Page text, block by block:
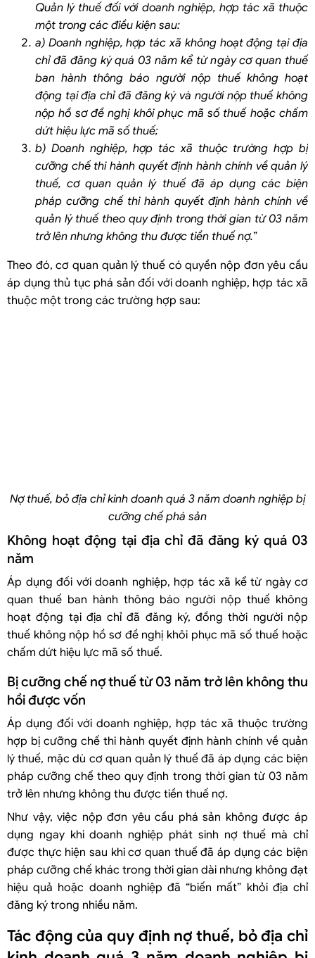
Quản lý thuế đối với doanh nghiệp, hợp tác xã thuộc
một trong các điều kiện sau:
a) Doanh nghiệp, hợp tác xã không hoạt động tại địa
chỉ đã đăng ký quá 03 năm kể từ ngày cơ quan thuế
ban hành thông báo người nộp thuế không hoạt
động tại địa chỉ đã đăng ký và người nộp thuế không
nộp hồ sơ đề nghị khôi phục mã số thuế hoặc chấm
dứt hiệu lực mã số thuế;
b) Doanh nghiệp, hợp tác xã thuộc trường hợp bị
cưỡng chế thi hành quyết định hành chính về quản lý
thuế, cơ quan quản lý thuế đã áp dụng các biện
pháp cưỡng chế thi hành quyết định hành chính về
quản lý thuế theo quy định trong thời gian từ 03 năm
trở lên nhưng không thu được tiền thuế nợ.”
Theo đó, cơ quan quản lý thuế có quyền nộp đơn yêu cầu
áp dụng thủ tục phá sản đối với doanh nghiệp, hợp tác xã
thuộc một trong các trường hợp sau:
Nợ thuế, bỏ địa chỉ kinh doanh quá 3 năm doanh nghiệp bị
cưỡng chế phá sản
Không hoạt động tại địa chỉ đã đăng ký quá 03
năm
Áp dụng đối với doanh nghiệp, hợp tác xã kể từ ngày cơ
quan thuế ban hành thông báo người nộp thuế không
hoạt động tại địa chỉ đã đăng ký, đồng thời người nộp
thuế không nộp hồ sơ đề nghị khôi phục mã số thuế hoặc
chấm dứt hiệu lực mã số thuế.
Bị cưỡng chế nợ thuế từ 03 năm trở lên không thu
hồi được vốn
Áp dụng đối với doanh nghiệp, hợp tác xã thuộc trường
hợp bị cưỡng chế thi hành quyết định hành chính về quản
lý thuế, mặc dù cơ quan quản lý thuế đã áp dụng các biện
pháp cưỡng chế theo quy định trong thời gian từ 03 năm
trở lên nhưng không thu được tiền thuế nợ.
Như vậy, việc nộp đơn yêu cầu phá sản không được áp
dụng ngay khi doanh nghiệp phát sinh nợ thuế mà chỉ
được thực hiện sau khi cơ quan thuế đã áp dụng các biện
pháp cưỡng chế khác trong thời gian dài nhưng không đạt
hiệu quả hoặc doanh nghiệp đã “biến mất” khỏi địa chỉ
đăng ký trong nhiều năm.
Tác động của quy định nợ thuế, bỏ địa chỉ